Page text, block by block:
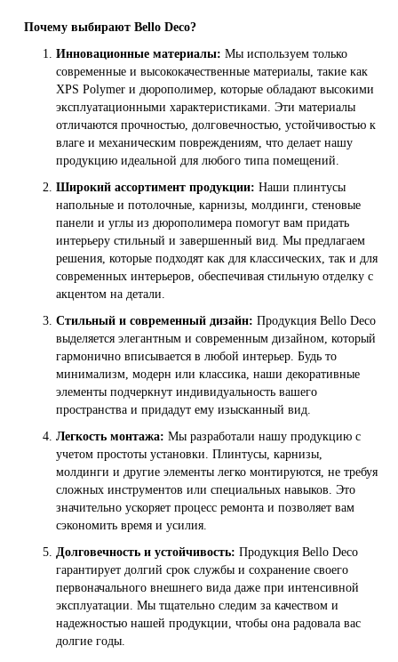
Почему выбирают Bello Deco?
Инновационные материалы: Мы используем только
современные и высококачественные материалы, такие как
XPS Polymer и дюрополимер, которые обладают высокими
эксплуатационными характеристиками. Эти материалы
отличаются прочностью, долговечностью, устойчивостью к
влаге и механическим повреждениям, что делает нашу
продукцию идеальной для любого типа помещений.
Широкий ассортимент продукции: Наши плинтусы
напольные и потолочные, карнизы, молдинги, стеновые
панели и углы из дюрополимера помогут вам придать
интерьеру стильный и завершенный вид. Мы предлагаем
решения, которые подходят как для классических, так и для
современных интерьеров, обеспечивая стильную отделку с
акцентом на детали.
Стильный и современный дизайн: Продукция Bello Deco
выделяется элегантным и современным дизайном, который
гармонично вписывается в любой интерьер. Будь то
минимализм, модерн или классика, наши декоративные
элементы подчеркнут индивидуальность вашего
пространства и придадут ему изысканный вид.
Легкость монтажа: Мы разработали нашу продукцию с
учетом простоты установки. Плинтусы, карнизы,
молдинги и другие элементы легко монтируются, не требуя
сложных инструментов или специальных навыков. Это
значительно ускоряет процесс ремонта и позволяет вам
сэкономить время и усилия.
Долговечность и устойчивость: Продукция Bello Deco
гарантирует долгий срок службы и сохранение своего
первоначального внешнего вида даже при интенсивной
эксплуатации. Мы тщательно следим за качеством и
надежностью нашей продукции, чтобы она радовала вас
долгие годы.